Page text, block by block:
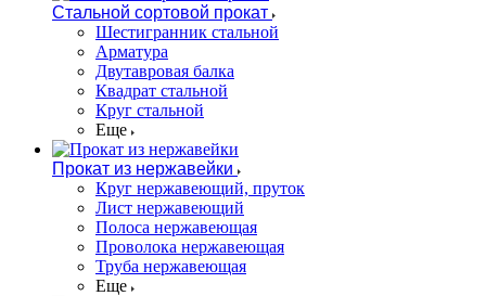
Стальной сортовой прокат
Шестигранник стальной
Арматура
Двутавровая балка
Квадрат стальной
Круг стальной
Еще
Прокат из нержавейки
Круг нержавеющий, пруток
Лист нержавеющий
Полоса нержавеющая
Проволока нержавеющая
Труба нержавеющая
Еще